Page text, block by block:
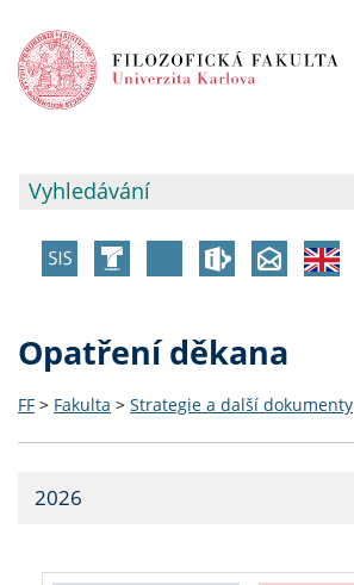
Opatření děkana
FF > Fakulta > Strategie a další dokumenty
2026